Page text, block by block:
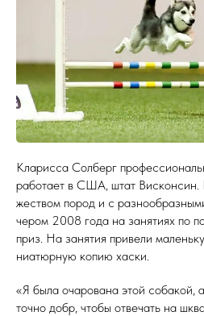
Кла­рис­са Сол­берг
ра­бота­ет в США, штат
жес­твом по­род и с
чером 2008 го­да на за­няти­ях по
приз. На за­нятия при­вели
ни­атюр­ную ко­пию хас­ки.
«Я бы­ла оча­рова­на этой со­бакой,
точ­но добр, что­бы от­ве­чать на